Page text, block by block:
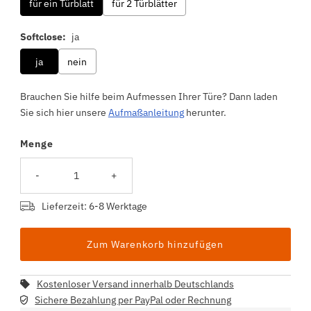
für ein Türblatt
für 2 Türblätter
Softclose: ja
ja
nein
Brauchen Sie hilfe beim Aufmessen Ihrer Türe? Dann laden
Sie sich hier unsere Aufmaßanleitungherunter.
Selection will add
Menge
- +
Lieferzeit: 6-8 Werktage
Kostenloser Versand innerhalb Deutschlands
Sichere Bezahlung per PayPal oder Rechnung